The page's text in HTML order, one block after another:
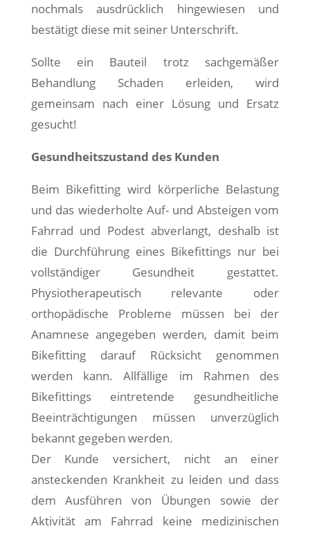
nochmals ausdrücklich hingewiesen und
bestätigt diese mit seiner Unterschrift.
Sollte ein Bauteil trotz sachgemäßer
Behandlung Schaden erleiden, wird
gemeinsam nach einer Lösung und Ersatz
gesucht!
Gesundheitszustand des Kunden
Beim Bikefitting wird körperliche Belastung
und das wiederholte Auf- und Absteigen vom
Fahrrad und Podest abverlangt, deshalb ist
die Durchführung eines Bikefittings nur bei
vollständiger Gesundheit gestattet.
Physiotherapeutisch relevante oder
orthopädische Probleme müssen bei der
Anamnese angegeben werden, damit beim
Bikefitting darauf Rücksicht genommen
werden kann. Allfällige im Rahmen des
Bikefittings eintretende gesundheitliche
Beeinträchtigungen müssen unverzüglich
bekannt gegeben werden.
Der Kunde versichert, nicht an einer
ansteckenden Krankheit zu leiden und dass
dem Ausführen von Übungen sowie der
Aktivität am Fahrrad keine medizinischen